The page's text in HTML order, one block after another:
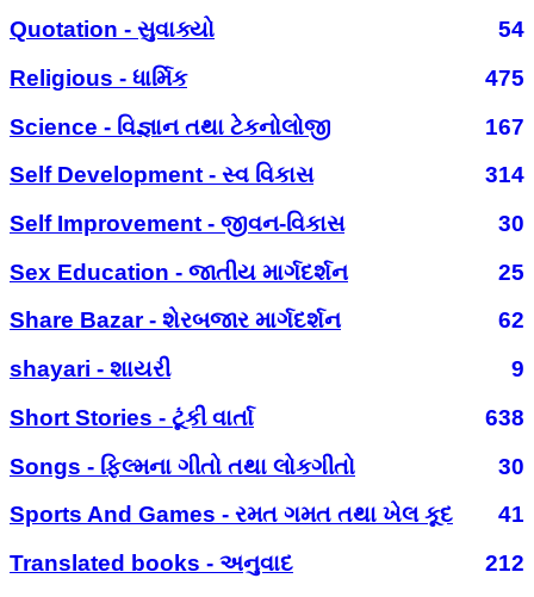
Quotation - સુવાક્યો
54
Religious - ધાર્મિક
475
Science - વિજ્ઞાન તથા ટેકનોલોજી
167
Self Development - સ્વ વિકાસ
314
Self Improvement - જીવન-વિકાસ
30
Sex Education - જાતીય માર્ગદર્શન
25
Share Bazar - શેરબજાર માર્ગદર્શન
62
shayari - શાયરી
9
Short Stories - ટૂંકી વાર્તા
638
Songs - ફિલ્મના ગીતો તથા લોકગીતો
30
Sports And Games - રમત ગમત તથા ખેલ કૂદ
41
Translated books - અનુવાદ
212